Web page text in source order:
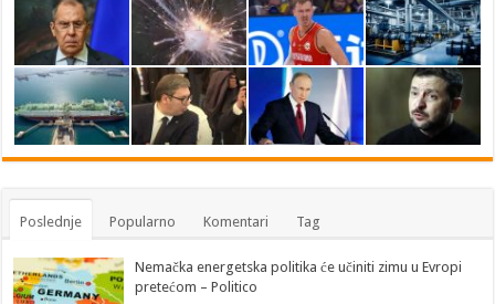
Poslednje Popularno Komentari Tag
Nemačka energetska politika će učiniti zimu u Evropi
pretećom – Politico